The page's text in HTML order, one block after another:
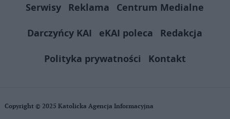
Serwisy Reklama
Centrum Medialne
Darczyńcy KAI
eKAI poleca
Redakcja
Polityka prywatności
Kontakt
Copyright © 2025 Katolicka Agencja Informacyjna